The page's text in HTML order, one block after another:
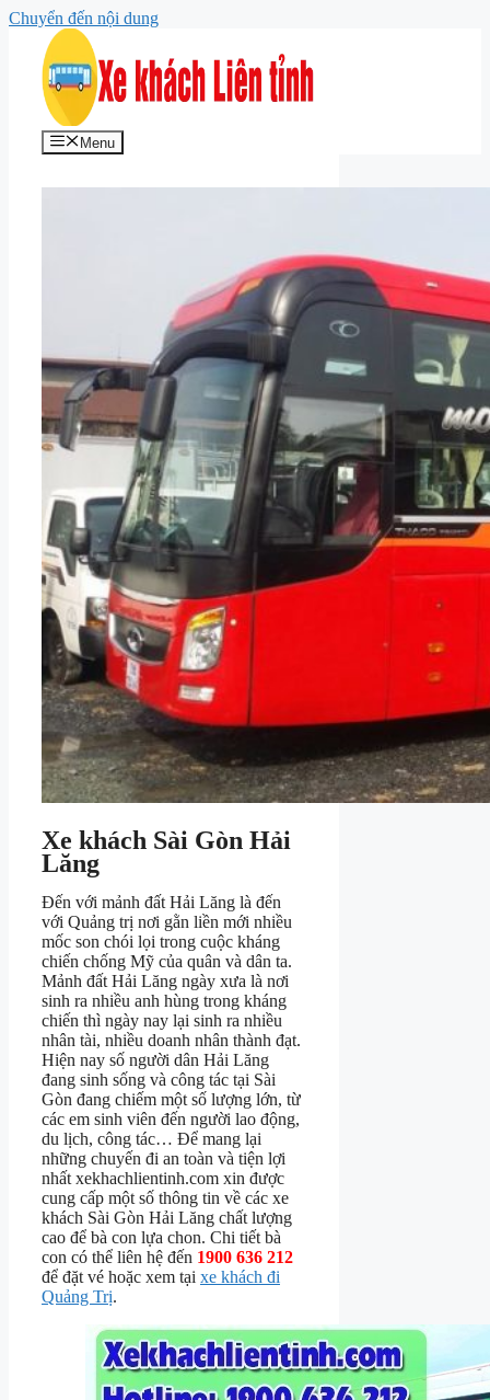
Chuyển đến nội dung
Menu
Xe khách Sài Gòn Hải
Lăng
Đến với mảnh đất Hải Lăng là đến
với Quảng trị nơi gằn liền mới nhiều
mốc son chói lọi trong cuộc kháng
chiến chống Mỹ của quân và dân ta.
Mảnh đất Hải Lăng ngày xưa là nơi
sinh ra nhiều anh hùng trong kháng
chiến thì ngày nay lại sinh ra nhiều
nhân tài, nhiều doanh nhân thành đạt.
Hiện nay số người dân Hải Lăng
đang sinh sống và công tác tại Sài
Gòn đang chiếm một số lượng lớn, từ
các em sinh viên đến người lao động,
du lịch, công tác… Để mang lại
những chuyến đi an toàn và tiện lợi
nhất xekhachlientinh.com xin được
cung cấp một số thông tin về các xe
khách Sài Gòn Hải Lăng chất lượng
cao để bà con lựa chon. Chi tiết bà
con có thể liên hệ đến 1900 636 212
để đặt vé hoặc xem tại xe khách đi
Quảng Trị.